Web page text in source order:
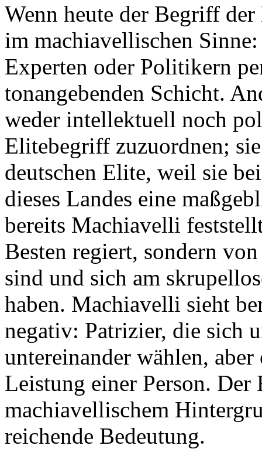
Wenn heute der Begriff
im machiavellischen
Experten oder Politikern
tonangebenden Schicht.
weder intellektuell noch
Elitebegriff zuzuordnen;
deutschen Elite, weil sie
dieses Landes eine
bereits Machiavelli
Besten regiert, sondern
sind und sich am
haben. Machiavelli sieht
negativ: Patrizier, die sich
untereinander wählen,
Leistung einer Person.
machiavellischem
reichende Bedeutung.